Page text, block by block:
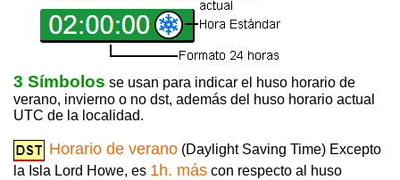
3 Símbolos se usan para indicar el huso horario de
verano, invierno o no dst, además del huso horario actual
UTC de la localidad.
Horario de verano (Daylight Saving Time) Excepto
la Isla Lord Howe, es 1h. más con respecto al huso